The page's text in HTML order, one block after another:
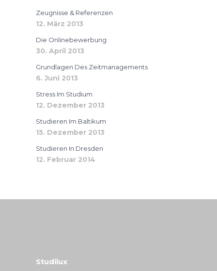
Zeugnisse & Referenzen
12. März 2013
Die Onlinebewerbung
30. April 2013
Grundlagen Des Zeitmanagements
6. Juni 2013
Stress Im Studium
12. Dezember 2013
Studieren Im Baltikum
15. Dezember 2013
Studieren In Dresden
12. Februar 2014
Studilux